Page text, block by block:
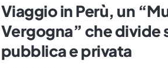
Viaggio in Perù, un
Vergogna” che divide
pubblica e privata